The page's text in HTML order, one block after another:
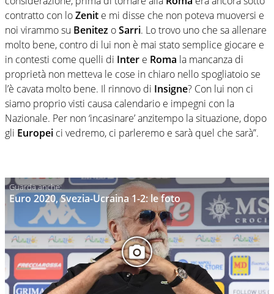
contratto con loZenit e mi disse che non poteva muoversi e
noi virammo su Benitez oSarri. Lo trovo uno che sa allenare
molto bene, contro di lui non è mai stato semplice giocare e
in contesti come quelli di Inter e Roma la mancanza di
proprietà non metteva le cose in chiaro nello spogliatoio se
l’è cavata molto bene. Il rinnovo di Insigne? Con lui non ci
siamo proprio visti causa calendario e impegni con la
Nazionale. Per non ‘incasinare’ anzitempo la situazione, dopo
gli Europei ci vedremo, ci parleremo e sarà quel che sarà”.
Euro 2020, Svezia-Ucraina 1-2: le foto